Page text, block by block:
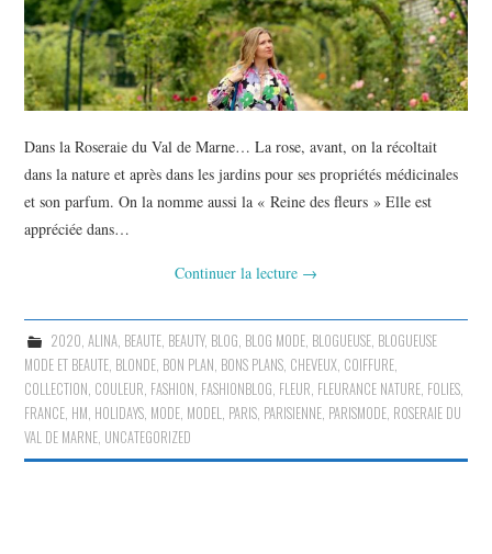
LUXE ET LA BEAUTÉ EN Y
AJOUTANT MON PETIT
GRAIN DE FOLIE ET MES
PETITS TUYAUX…
Dans la Roseraie du Val de Marne… La rose, avant, on la récoltait
dans la nature et après dans les jardins pour ses propriétés médicinales
et son parfum. On la nomme aussi la « Reine des fleurs » Elle est
appréciée dans…
Continuer la lecture →
2020 ALINA, BEAUTE, BEAUTY, BLOG BLOG MODE, BLOGUEUSE, BLOGUEUSE
MODE ET BEAUTE BLONDE BON PLAN BONS PLANS CHEVEUX COIFFURE
COLLECTION COULEUR FASHION FASHIONBLOG FLEUR FLEURANCE NATURE FOLIES
FRANCE HM HOLIDAYS MODE MODEL PARIS PARISIENNE PARISMODE ROSERAIE DU
VAL DE MARNE UNCATEGORIZED